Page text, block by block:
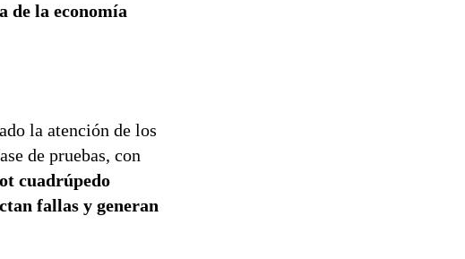
de la economía
la atención de los
de pruebas, con
cuadrúpedo
fallas y generan